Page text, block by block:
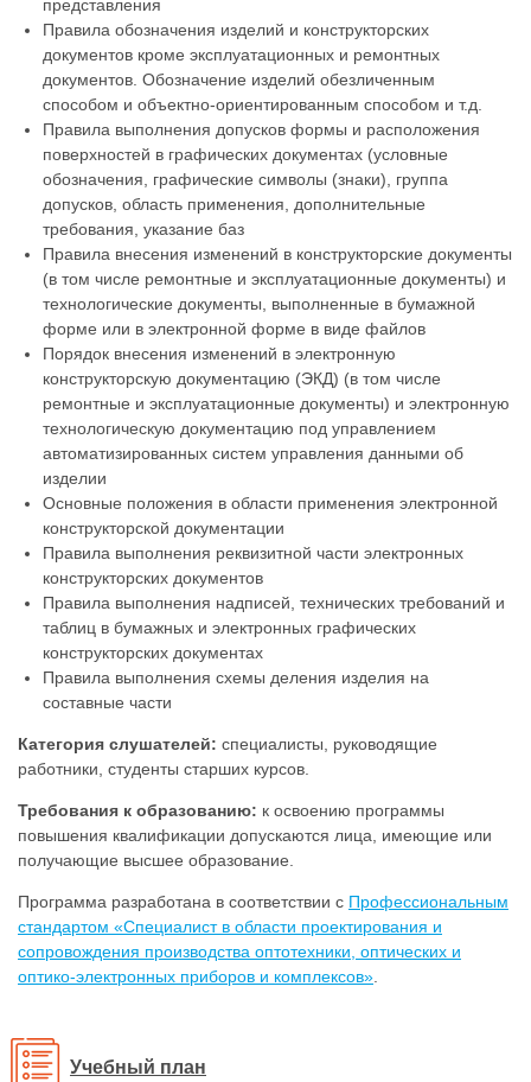
представления
Правила обозначения изделий и конструкторских
документов кроме эксплуатационных и ремонтных
документов. Обозначение изделий обезличенным
способом и объектно-ориентированным способом и т.д.
Правила выполнения допусков формы и расположения
поверхностей в графических документах (условные
обозначения, графические символы (знаки), группа
допусков, область применения, дополнительные
требования, указание баз
Правила внесения изменений в конструкторские документы
(в том числе ремонтные и эксплуатационные документы) и
технологические документы, выполненные в бумажной
форме или в электронной форме в виде файлов
Порядок внесения изменений в электронную
конструкторскую документацию (ЭКД) (в том числе
ремонтные и эксплуатационные документы) и электронную
технологическую документацию под управлением
автоматизированных систем управления данными об
изделии
Основные положения в области применения электронной
конструкторской документации
Правила выполнения реквизитной части электронных
конструкторских документов
Правила выполнения надписей, технических требований и
таблиц в бумажных и электронных графических
конструкторских документах
Правила выполнения схемы деления изделия на
составные части
Категория слушателей: специалисты, руководящие
работники, студенты старших курсов.
Требования к образованию: к освоению программы
повышения квалификации допускаются лица, имеющие или
получающие высшее образование.
Программа разработана в соответствии с Профессиональным
стандартом «Специалист в области проектирования и
сопровождения производства оптотехники, оптических и
оптико-электронных приборов и комплексов»
Учебный план